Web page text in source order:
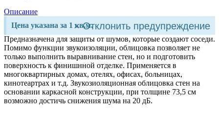
Описание
Цена указана за 1 кв.м.
× Отклонить предупреждение
Предназначена для защиты от шумов, которые создают соседи.
Помимо функции звукоизоляции, облицовка позволяет не
только выполнить выравнивание стен, но и подготовить
поверхность к финишнной отделке. Применяется в
многоквартирных домах, отелях, офисах, больницах,
кинотеартрах и т.д. Звукозиоляционная облицовка стен на
основании каркасной конструкции, при толщине 73,5 см
возможно достичь снижения шума на 20 дБ.